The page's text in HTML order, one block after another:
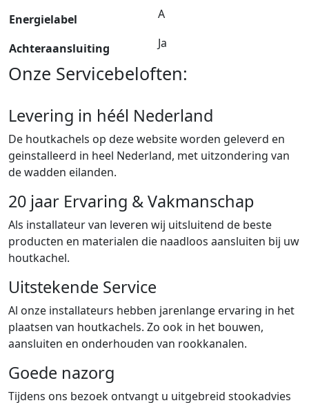
Energielabel A
Achteraansluiting Ja
Onze Servicebeloften:
Levering in héél Nederland
De houtkachels op deze website worden geleverd en
geinstalleerd in heel Nederland, met uitzondering van
de wadden eilanden.
20 jaar Ervaring & Vakmanschap
Als installateur van leveren wij uitsluitend de beste
producten en materialen die naadloos aansluiten bij uw
houtkachel.
Uitstekende Service
Al onze installateurs hebben jarenlange ervaring in het
plaatsen van houtkachels. Zo ook in het bouwen,
aansluiten en onderhouden van rookkanalen.
Goede nazorg
Tijdens ons bezoek ontvangt u uitgebreid stookadvies